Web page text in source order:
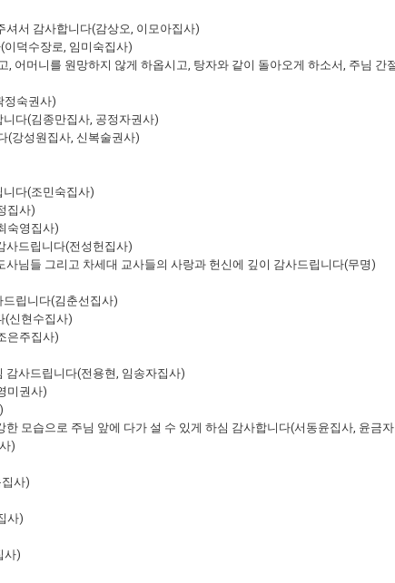
서 감사합니다(감상오, 이모아집사)
덕수장로, 임미숙집사)
어머니를 원망하지 않게 하옵시고, 탕자와 같이 돌아오게 하소서, 주님 간
정숙권사)
다(김종만집사, 공정자권사)
강성원집사, 신복술권사)
다(조민숙집사)
집사)
숙영집사)
사드립니다(전성헌집사)
님들 그리고 차세대 교사들의 사랑과 헌신에 깊이 감사드립니다(무명)
립니다(김춘선집사)
(신현수집사)
은주집사)
감사드립니다(전용현, 임송자집사)
미권사)
모습으로 주님 앞에 다가 설 수 있게 하심 감사합니다(서동윤집사, 윤금
)
사)
사)
사)